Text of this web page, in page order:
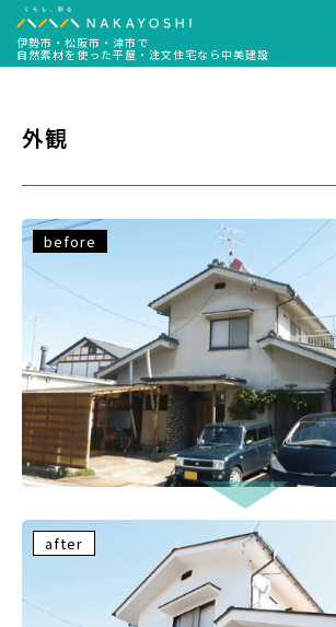
伊勢市・松阪市・津市で
自然素材を使った平屋・注文住宅なら中美建設
外観
before
after